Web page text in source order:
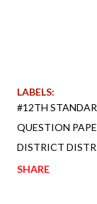
LABELS:
#12TH
QUESTION
DISTRICT
SHARE